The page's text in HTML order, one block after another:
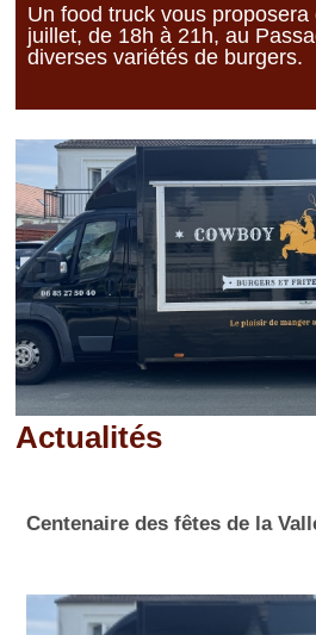
Loisirs
Un food truck vous
juillet, de 18h à 21h, au
diverses variétés de burgers.
Actualités
Centenaire des fêtes de la